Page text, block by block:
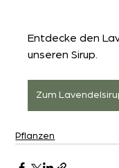
Entdecke den
unseren Sirup.
Zum
Pflanzen